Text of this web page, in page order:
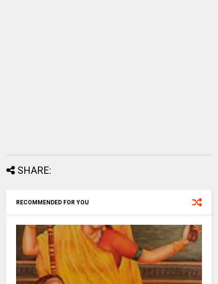
SHARE:
RECOMMENDED FOR YOU